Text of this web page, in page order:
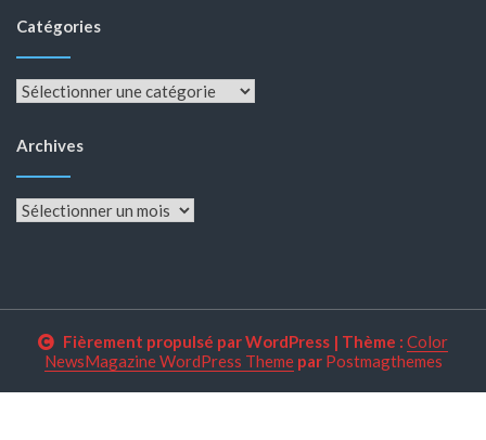
Catégories
Catégories
Archives
Archives
Fièrement propulsé par WordPress | Thème : Color
NewsMagazine WordPress Themepar Postmagthemes